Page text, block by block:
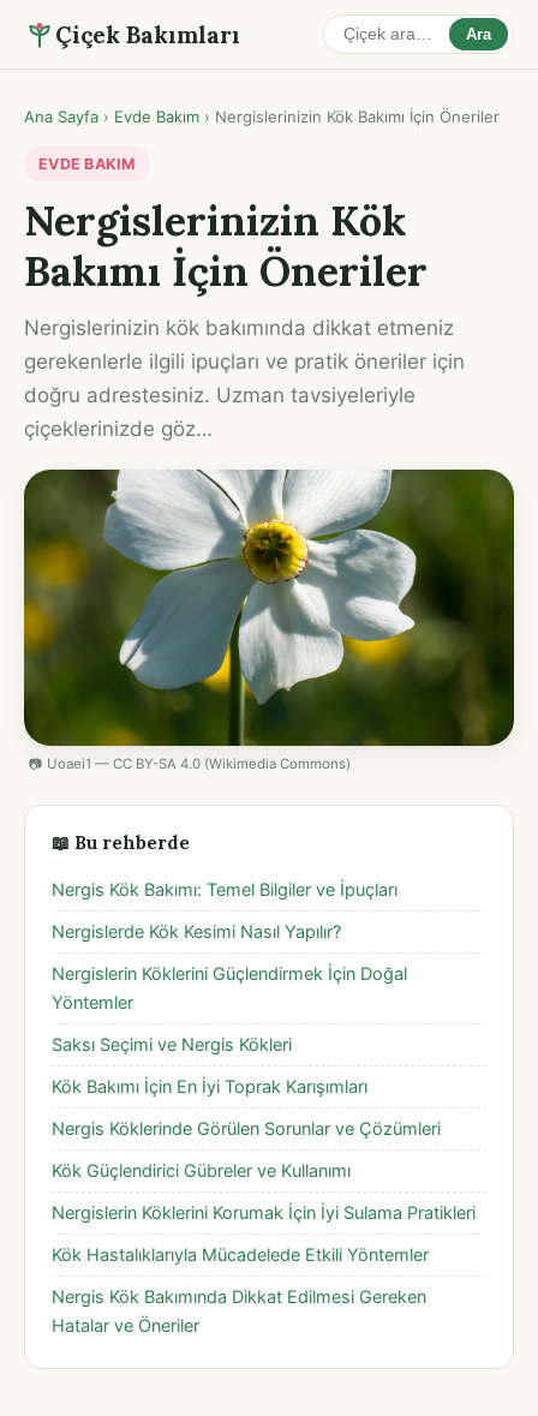
Çiçek Bakımları Ara
Ana Sayfa › Evde Bakım › Nergislerinizin Kök Bakımı İçin Öneriler
EVDE BAKIM
Nergislerinizin Kök
Bakımı İçin Öneriler
Nergislerinizin kök bakımında dikkat etmeniz
gerekenlerle ilgili ipuçları ve pratik öneriler için
doğru adrestesiniz. Uzman tavsiyeleriyle
çiçeklerinizde göz…
📷 Uoaei1 — CC BY-SA 4.0 (Wikimedia Commons)
📖 Bu rehberde
Nergis Kök Bakımı: Temel Bilgiler ve İpuçları
Nergislerde Kök Kesimi Nasıl Yapılır?
Nergislerin Köklerini Güçlendirmek İçin Doğal
Yöntemler
Saksı Seçimi ve Nergis Kökleri
Kök Bakımı İçin En İyi Toprak Karışımları
Nergis Köklerinde Görülen Sorunlar ve Çözümleri
Kök Güçlendirici Gübreler ve Kullanımı
Nergislerin Köklerini Korumak İçin İyi Sulama Pratikleri
Kök Hastalıklarıyla Mücadelede Etkili Yöntemler
Nergis Kök Bakımında Dikkat Edilmesi Gereken
Hatalar ve Öneriler